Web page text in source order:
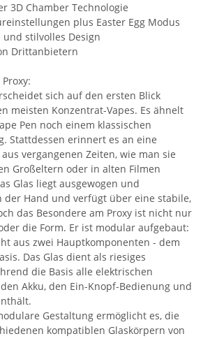
3D Chamber Technologie
plus Easter Egg Modus
und stilvolles Design
Drittanbietern
sich auf den ersten Blick
meisten Konzentrat-Vapes. Es ähnelt
Pen noch einem klassischen
Stattdessen erinnert es an eine
vergangenen Zeiten, wie man sie
Großeltern oder in alten Filmen
Glas liegt ausgewogen und
der Hand und verfügt über eine stabile,
das Besondere am Proxy ist nicht nur
die Form. Er ist modular aufgebaut:
aus zwei Hauptkomponenten - dem
Das Glas dient als riesiges
die Basis alle elektrischen
Akku, den Ein-Knopf-Bedienung und
Gestaltung ermöglicht es, die
kompatiblen Glaskörpern von